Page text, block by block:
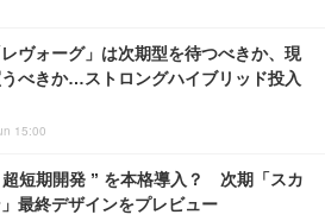
ヴォーグ」は次期型を待つべきか、現
べきか…ストロングハイブリッド投入
15:00
超短期開発 ” を本格導入？ 次期「スカ
最終デザインをプレビュー